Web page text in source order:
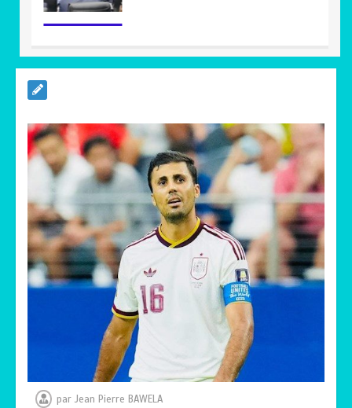
0 5 minutes
TRANSFORMATION SOCIALE :
L’importance pour le Togo d’avoir une
Feuille de route
5 minutes
TOGO : Sauver la mère devient un
indicateur de civilisation
0
4 minutes
par Jean Pierre BAWELA